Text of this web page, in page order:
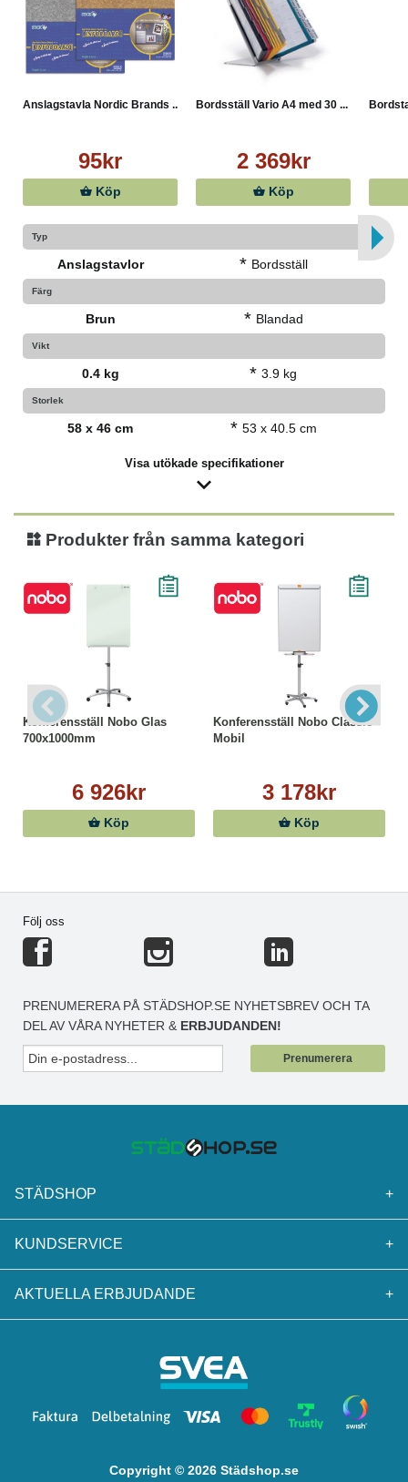
Anslagstavla Nordic Brands ...
95kr
Köp
Bordsställ Vario A4 med 30 ...
2 369kr
Köp
Typ
Anslagstavlor * Bordsställ
Färg
Brun * Blandad
Vikt
0.4 kg * 3.9 kg
Storlek
58 x 46 cm * 53 x 40.5 cm
Visa utökade specifikationer
Produkter från samma kategori
Konferensställ Nobo Glas
700x1000mm
6 926kr
Köp
Konferensställ Nobo Classic
Mobil
3 178kr
Köp
Följ oss
PRENUMERERA PÅ STÄDSHOP.SE NYHETSBREV OCH TA
DEL AV VÅRA NYHETER & ERBJUDANDEN!
Prenumerera
STÄDSHOP +
KUNDSERVICE +
AKTUELLA ERBJUDANDE +
Copyright © 2026 Städshop.se